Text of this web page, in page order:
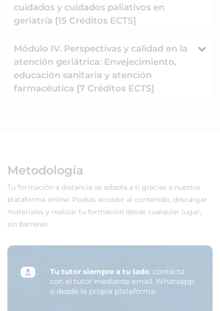
cuidados y cuidados paliativos en
geriatría [15 Créditos ECTS]
Módulo IV. Perspectivas y calidad en la
atención geriátrica: Envejecimiento,
educación sanitaria y atención
farmacéutica [7 Créditos ECTS]
Metodología
Tu formación a distancia se adapta a ti gracias a nuestra
plataforma online. Podrás acceder al contenido, descargar
materiales y realizar tu formación desde cualquier lugar,
sin barreras.
Tu tutor siempre a tu lado, contacta
con el tutor mediante email, Whatsapp
o desde la propia plataforma.